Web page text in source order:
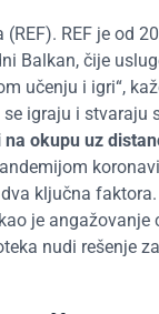
REF je od
Balkan, čije
učenju i igri“,
se igraju i stvaraju
na okupu uz
ključna
je
nudi rešenje